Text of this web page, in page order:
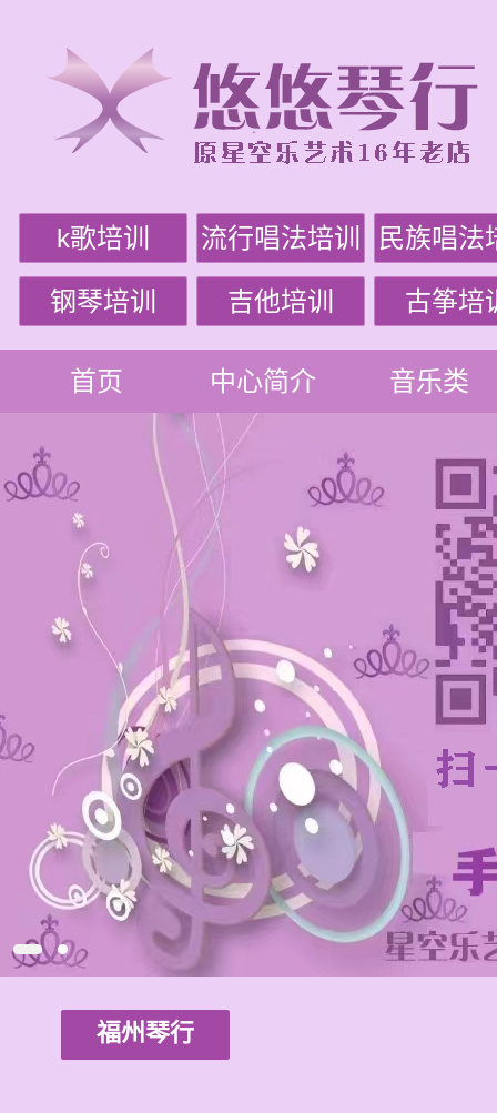
k歌培训 流行唱法培训 民族唱法
钢琴培训 吉他培训 古筝培
首页 中心简介 音乐类
福州琴行